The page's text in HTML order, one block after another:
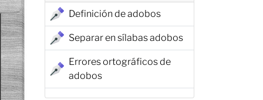
Definición de adobos
Separar en sílabas adobos
Errores ortográficos de
adobos